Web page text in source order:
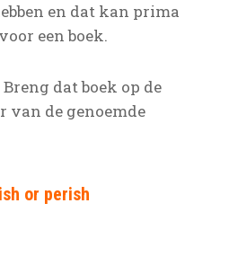
en dat kan prima
een boek.
dat boek op de
van de genoemde
or perish